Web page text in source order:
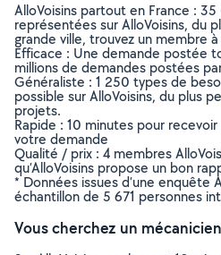
AlloVoisins partout en France :
représentées sur AlloVoisins, du
grande ville, trouvez un membre
Efficace : Une demande postée
millions de demandes postées
Généraliste : 1 250 types de
possible sur AlloVoisins, du plus
projets.
Rapide : 10 minutes pour
votre demande
Qualité / prix : 4 membres
qu’AlloVoisins propose un bon
* Données issues d’une enquête
échantillon de 5 671 personnes
Vous cherchez un